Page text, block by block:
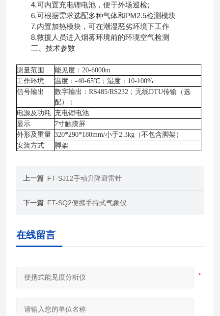
4.可内置充电锂电池，便于外场巡检;
6.可根据需求选配多种气体和PM2.5检测模块
7.内置加热模块，可在潮湿恶劣环境下工作
8.救援人员进入烟雾环境前的环境空气检测
三、技术参数
测量范围 能见度：20-6000m
工作环境
温度：-40-65℃；湿度： 10-100%
信号输出
数字输出：RS485/RS232 ；无线DTU传输（选
配）；
电源及功耗 充电锂电池
显示
7寸触摸屏
外形及重量 320*290*180mm/小于2.3kg （不包含脚架）
安装方式
脚架
上一篇 FT-SJ12手动升降避雷针
下一篇 FT-SQ2便携手持式气象仪
在线留言